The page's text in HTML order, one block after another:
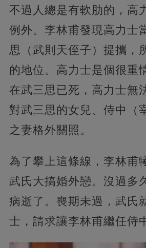
不過人總是有軟肋的，高
例外。李林甫發現高力士
思（武則天侄子）提攜，
的地位。高力士是個很重
在武三思已死，高力士無
對武三思的女兒、侍中（
之妻格外關照。
為了攀上這條線，李林甫
武氏大搞婚外戀。沒過多
病逝了。喪期未過，武氏
士，請求讓李林甫繼任侍